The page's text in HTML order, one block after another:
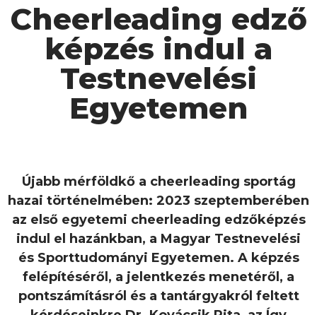
Cheerleading edző
képzés indul a
Testnevelési
Egyetemen
Újabb mérföldkő a cheerleading sportág
hazai történelmében: 2023 szeptemberében
az első egyetemi cheerleading edzőképzés
indul el hazánkban, a Magyar Testnevelési
és Sporttudományi Egyetemen. A képzés
felépítéséről, a jelentkezés menetéről, a
pontszámításról és a tantárgyakról feltett